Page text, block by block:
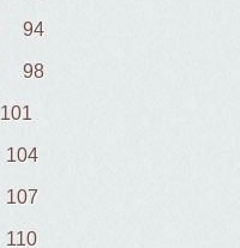
94
98
101
104
107
110